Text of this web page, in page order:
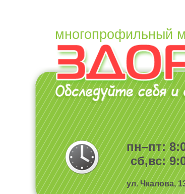
многопрофильный
пн–пт:
сб,вс:
ул. Чкалова,